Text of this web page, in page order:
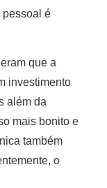
pessoal é
que a
investimento
além da
mais bonito e
também
o